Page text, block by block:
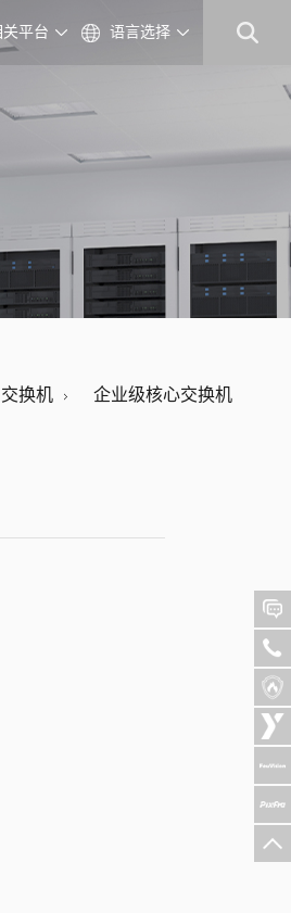
语言选择
关平台
交换机 企业级核心交换机